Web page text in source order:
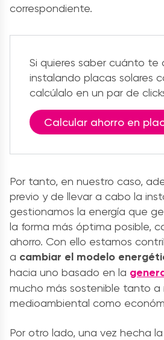
correspondiente.
Si quieres saber cuánto te
instalando placas solares
calcúlalo en un par de
Calcular ahorro en
Por tanto, en nuestro caso,
previo y de llevar a cabo la
gestionamos la energía que
la forma más óptima posible,
ahorro. Con ello estamos
a cambiar el modelo
hacia uno basado en la
mucho más sostenible tanto a
medioambiental como
Por otro lado, una vez hecha